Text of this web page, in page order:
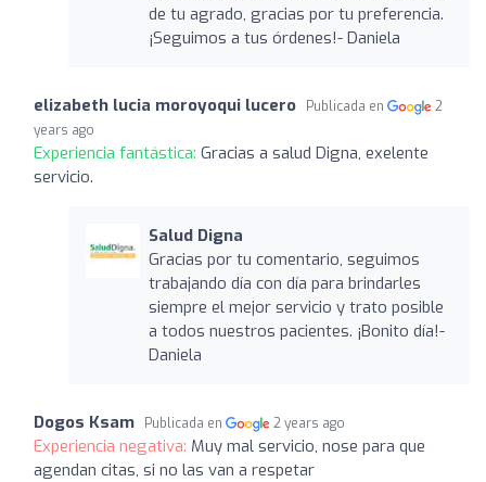
de tu agrado, gracias por tu preferencia.
¡Seguimos a tus órdenes!- Daniela
elizabeth lucia moroyoqui lucero Publicada en
2
years ago
Experiencia fantástica: Gracias a salud Digna, exelente
servicio.
Salud Digna
Gracias por tu comentario, seguimos
trabajando día con día para brindarles
siempre el mejor servicio y trato posible
a todos nuestros pacientes. ¡Bonito día!-
Daniela
Dogos Ksam Publicada en 2 years ago
Experiencia negativa: Muy mal servicio, nose para que
agendan citas, si no las van a respetar